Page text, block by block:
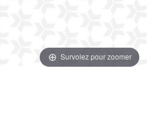
Survolez pour zoomer